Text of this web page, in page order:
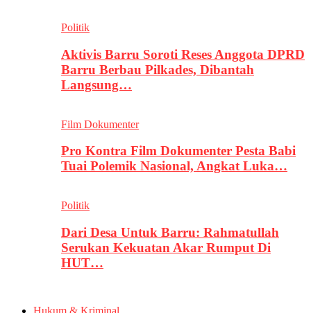
Politik
Aktivis Barru Soroti Reses Anggota DPRD
Barru Berbau Pilkades, Dibantah
Langsung…
Film Dokumenter
Pro Kontra Film Dokumenter Pesta Babi
Tuai Polemik Nasional, Angkat Luka…
Politik
Dari Desa Untuk Barru: Rahmatullah
Serukan Kekuatan Akar Rumput Di
HUT…